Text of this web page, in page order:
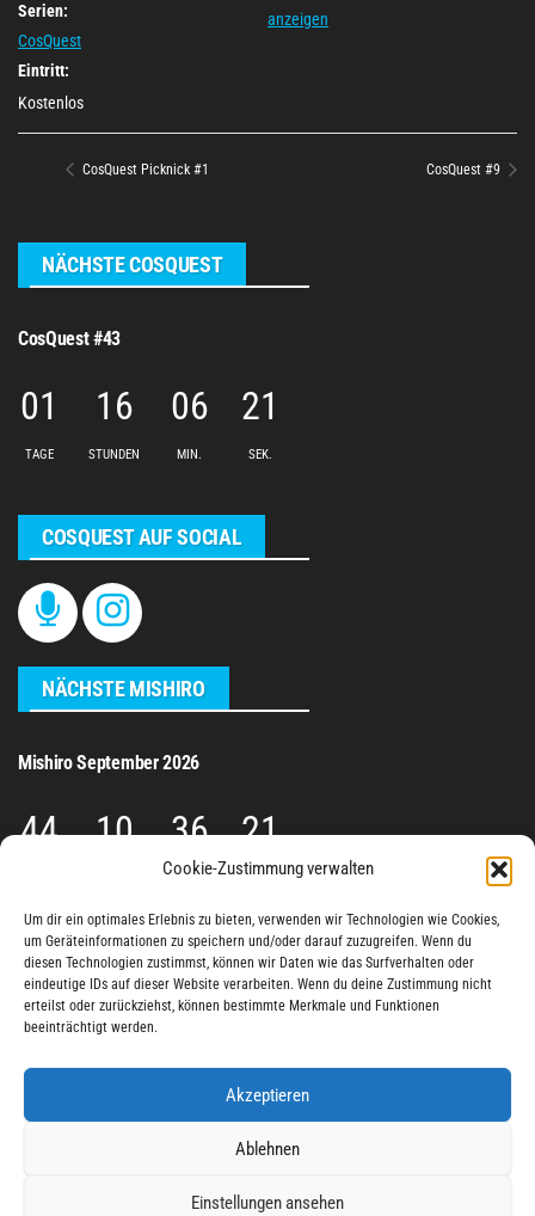
Cookie-Zustimmung verwalten
Um dir ein optimales Erlebnis zu bieten, verwenden wir Technologien wie Cookies,
um Geräteinformationen zu speichern und/oder darauf zuzugreifen. Wenn du
diesen Technologien zustimmst, können wir Daten wie das Surfverhalten oder
eindeutige IDs auf dieser Website verarbeiten. Wenn du deine Zustimmung nicht
erteilst oder zurückziehst, können bestimmte Merkmale und Funktionen
beeinträchtigt werden.
Akzeptieren
Ablehnen
Einstellungen ansehen
Serien:
CosQuest
Eintritt:
Kostenlos
anzeigen
CosQuest Picknick #1 CosQuest #9
NÄCHSTE COSQUEST
CosQuest #43
01
TAGE
16
STUNDEN
06
MIN.
21
SEK.
COSQUEST AUF SOCIAL
NÄCHSTE MISHIRO
Mishiro September 2026
44 10 36
MIN.
21
SEK.
MISHIRO AUF SOCIAL
Impressum
Haftungsausschluss